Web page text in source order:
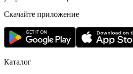
Скачайте приложение
Каталог